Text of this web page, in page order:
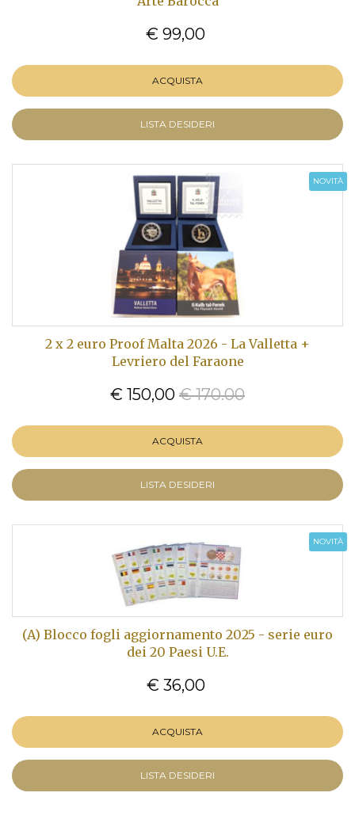
€ 99,00
ACQUISTA
LISTA DESIDERI
NOVITÀ
2 x 2 euro Proof Malta 2026 - La Valletta +
Levriero del Faraone
€ 150,00 € 170.00
ACQUISTA
LISTA DESIDERI
NOVITÀ
(A) Blocco fogli aggiornamento 2025 - serie euro
dei 20 Paesi U.E.
€ 36,00
ACQUISTA
LISTA DESIDERI